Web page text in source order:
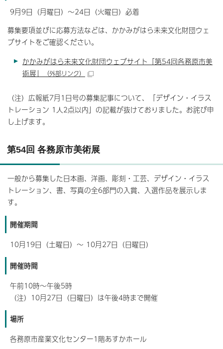
9月9日（月曜日）～24日（火曜日）必着
募集要項並びに応募方法などは、かかみがはら未来文化財団ウェ
ブサイトをご確認ください。
かかみがはら未来文化財団ウェブサイト「第54回各務原市美
術展」
（外部リンク）
（注）広報紙7月1日号の募集記事について、「デザイン・イラス
トレーション 1人2点以内」の記載が抜けておりました。お詫び申
し上げます。
第54回 各務原市美術展
一般から募集した日本画、洋画、彫刻・工芸、デザイン・イラス
トレーション、書、写真の全6部門の入賞、入選作品を展示しま
す。
開催期間
10月19日（土曜日）～ 10月27日（日曜日）
開催時間
午前10時～午後5時
（注）10月27日（日曜日）は午後4時まで開催
場所
各務原市産業文化センター1階あすかホール